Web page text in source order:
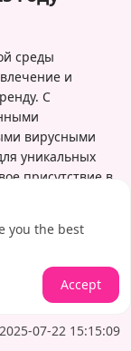
среды
и
С
вирусными
уникальных
присутствие в
и
2025-07-22 15:15:09
you the best
Accept